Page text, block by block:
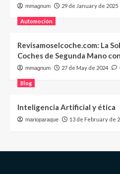
mmagnum 29 de January de 2025
Automoción
Revisamoselcoche.com: La
Coches de Segunda Mano
mmagnum 27 de May de 2024
Blog
Inteligencia Artificial y ética
marioparaque 13 de February de